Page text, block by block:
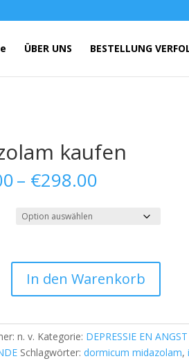
ÜBER UNS BESTELLUNG
kaufen
– €298.00
€298.00
In den Warenkorb
n. v. Kategorie: DEPRESSIE EN ANGST
Schlagwörter:dormicum midazolam,